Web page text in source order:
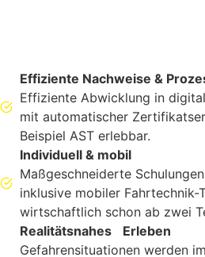
Effiziente Nachweise &
Effiziente Abwicklung in
mit automatischer
Beispiel AST erlebbar.
Individuell & mobil
Maßgeschneiderte
inklusive mobiler
wirtschaftlich schon ab zwei
Realitätsnahes Erleben
Gefahrensituationen werden